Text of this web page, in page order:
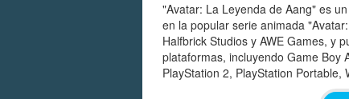
"Avatar: La Leyenda de Aang" es
en la popular serie animada
Halfbrick Studios y AWE Games, y
plataformas, incluyendo Game Boy
PlayStation 2, PlayStation Portable,